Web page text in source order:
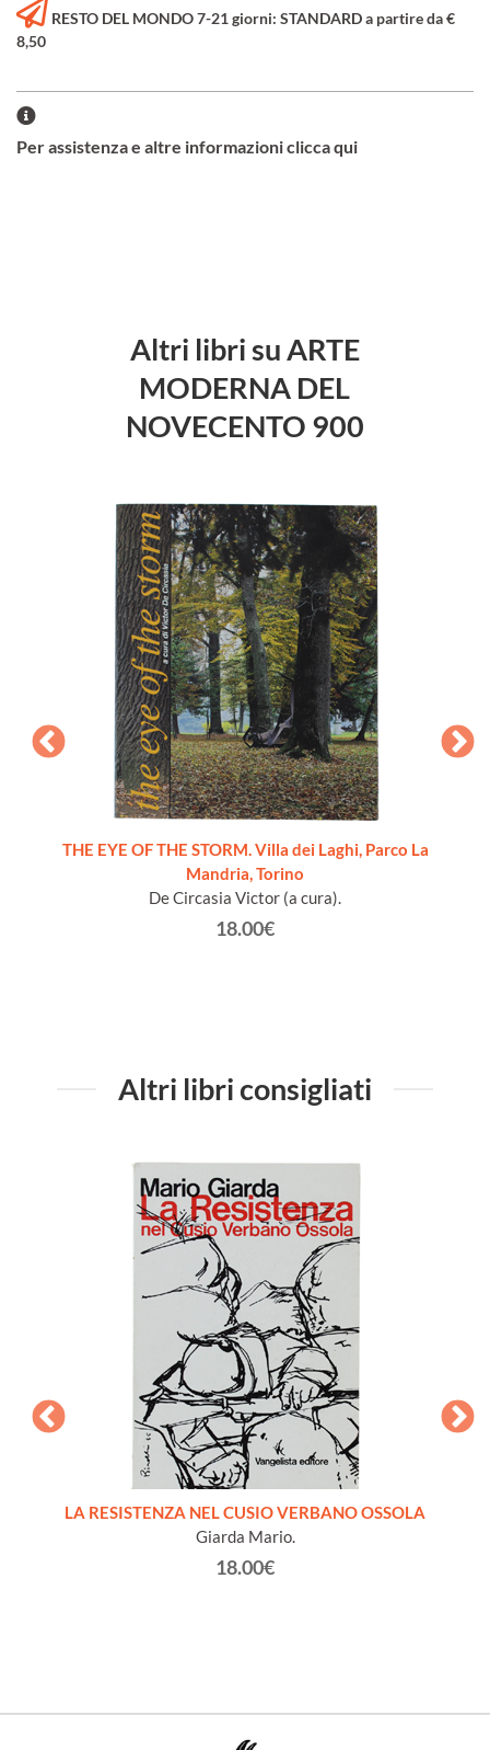
RESTO DEL MONDO 7-21 giorni: STANDARD a partire da €
8,50
Per assistenza e altre informazioni clicca qui
Altri libri su ARTE
MODERNA DEL
NOVECENTO 900
THE EYE OF THE STORM. Villa dei Laghi, Parco La
Mandria, Torino
De Circasia Victor (a cura).
18.00€
Altri libri consigliati
LA RESISTENZA NEL CUSIO VERBANO OSSOLA
Giarda Mario.
18.00€